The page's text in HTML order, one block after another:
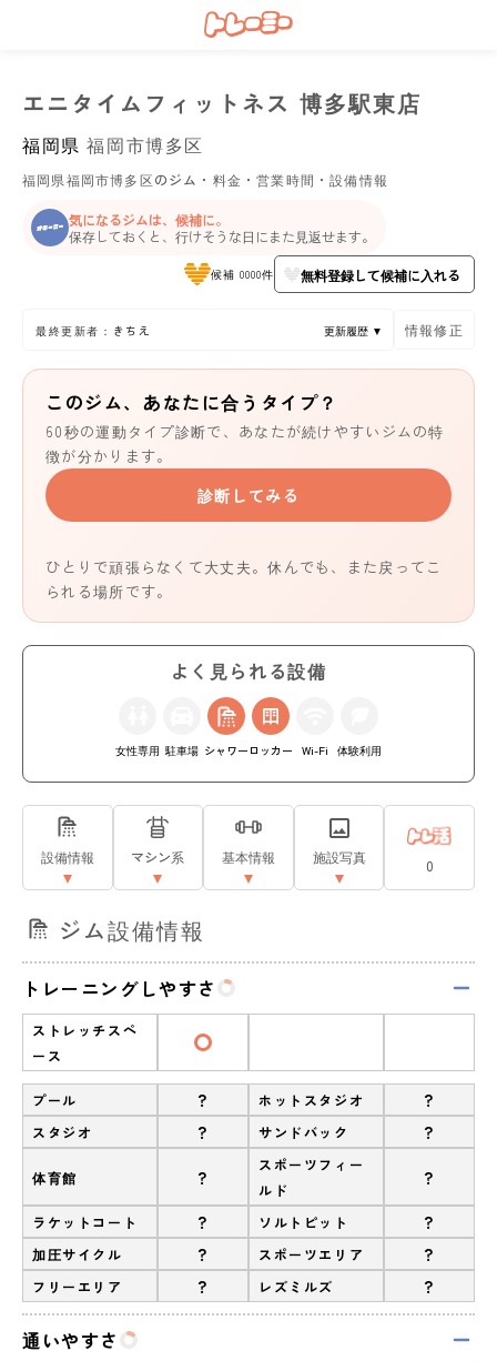
エニタイムフィットネス 博多駅東店
福岡県 福岡市博多区
福岡県福岡市博多区のジム・料金・営業時間・設備情報
気になるジムは、候補に。
保存しておくと、行けそうな日にまた見返せます。
候補 0000件 無料登録して候補に入れる
最終更新者：きちえ 更新履歴 ▼ 情報修正
このジム、あなたに合うタイプ？
60秒の運動タイプ診断で、あなたが続けやすいジムの特
徴が分かります。
診断してみる
ひとりで頑張らなくて大丈夫。休んでも、また戻ってこ
られる場所です。
よく見られる設備
女性専用 駐車場 シャワー ロッカー Wi-Fi 体験利用
設備情報 マシン系 基本情報 施設写真 0
ジム設備情報
トレーニングしやすさ
ストレッチスペ
ース
プール ? ホットスタジオ ?
スタジオ ? サンドバック ?
体育館 ?
スポーツフィー
ルド
?
ラケットコート ? ソルトピット ?
加圧サイクル ? スポーツエリア ?
フリーエリア ? レズミルズ ?
通いやすさ